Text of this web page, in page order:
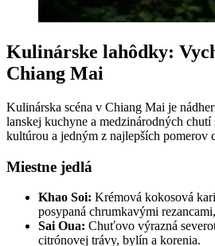
Kulinárske lahôdky:
Chiang Mai
Kulinárska scéna v Chiang Mai je
lanskej kuchyne a medzinárodných chutí
kultúrou a jedným z najlepších pomerov
Miestne jedlá
Khao Soi: Krémová kokosová
posypaná chrumkavými
Sai Oua: Chuťovo výrazná
citrónovej trávy, bylín a korenia.